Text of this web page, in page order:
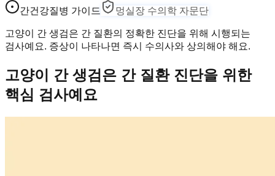
간건강질병 가이드 멍실장 수의학 자문단
고양이 간 생검은 간 질환의 정확한 진단을 위해 시행되는
검사예요. 증상이 나타나면 즉시 수의사와 상의해야 해요.
고양이 간 생검은 간 질환 진단을 위한
핵심 검사예요